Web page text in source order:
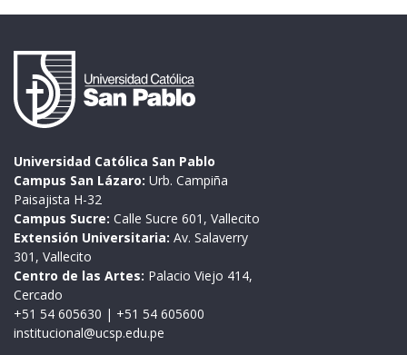
Universidad Católica San Pablo
Campus San Lázaro: Urb. Campiña
Paisajista H-32
Campus Sucre: Calle Sucre 601, Vallecito
Extensión Universitaria: Av. Salaverry
301, Vallecito
Centro de las Artes: Palacio Viejo 414,
Cercado
+51 54 605630 | +51 54 605600
institucional@ucsp.edu.pe